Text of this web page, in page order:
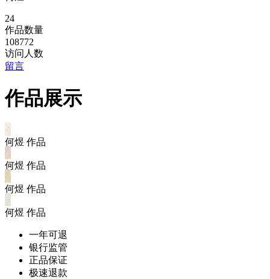
24
作品数量
108772
访问人数
留言
作品展示
何煜 作品
何煜 作品
何煜 作品
何煜 作品
一年可退
银行监管
正品保证
极速退款